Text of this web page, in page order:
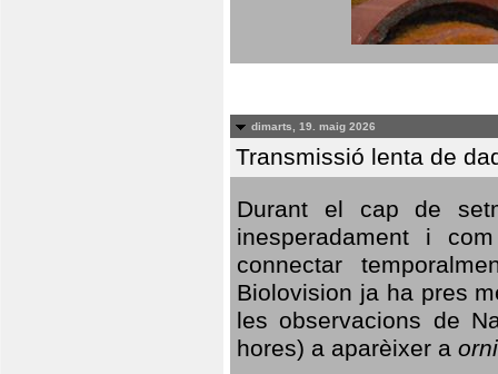
dimarts, 19. maig 2026
Transmissió lenta de
Durant el cap de
inesperadament i
connectar
Biolovision ja ha pres
les observacions de
hores) a aparèixer a